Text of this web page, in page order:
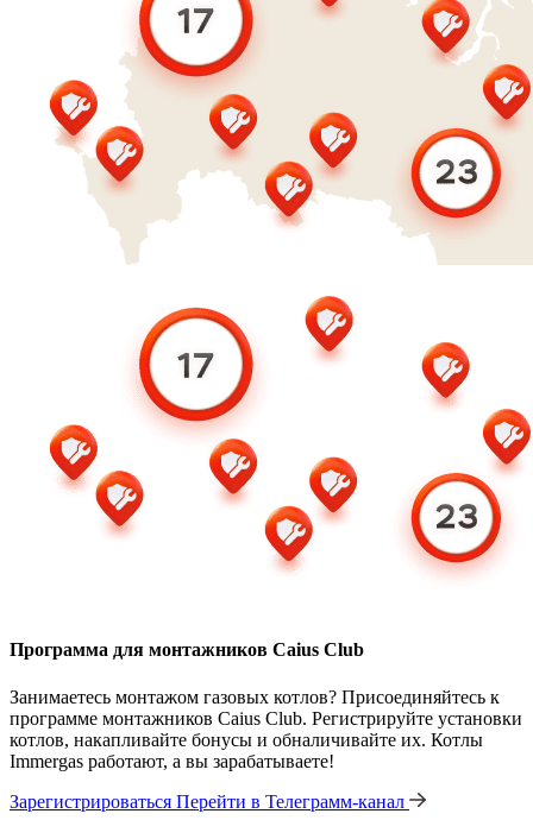
Программа для монтажников Caius Club
Занимаетесь монтажом газовых котлов? Присоединяйтесь к
программе монтажников Caius Club. Регистрируйте установки
котлов, накапливайте бонусы и обналичивайте их. Котлы
Immergas работают, а вы зарабатываете!
Зарегистрироваться Перейти в Телеграмм-канал